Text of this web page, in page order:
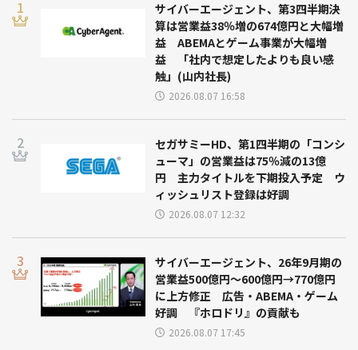
サイバーエージェント、第3四半期決
算は営業益38％増の674億円と大幅増
益 ABEMAとゲーム事業が大幅増
益 「社内で想定したよりも良い感
触」(山内社長)
2026.08.07 16:58
セガサミーHD、第1四半期の「コンシ
ューマ」の営業益は75％減の13億
円 主力タイトルを下期投入予定 ウ
ィッシュリスト登録は好調
2026.08.07 12:32
サイバーエージェント、26年9月期の
営業益500億円～600億円→770億円
に上方修正 広告・ABEMA・ゲーム
好調 『ホロドリ』の貢献も
2026.08.07 17:45